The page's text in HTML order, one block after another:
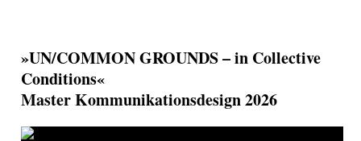
»UN/COMMON GROUNDS – in Collective
Conditions«
Master Kommunikationsdesign 2026